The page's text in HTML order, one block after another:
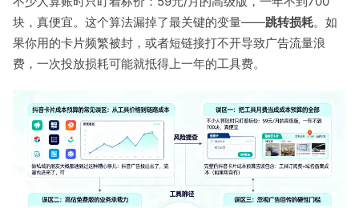
块，真便宜。这个算法漏掉了最关键的变量——跳转损耗。如
果你用的卡片频繁被封，或者短链接打不开导致广告流量浪
费，一次投放损耗可能就抵得上一年的工具费。